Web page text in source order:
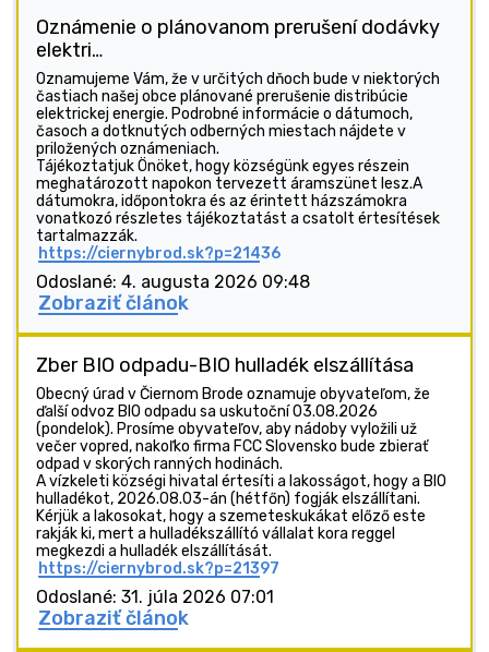
Oznámenie o plánovanom prerušení dodávky
elektri…
Oznamujeme Vám, že v určitých dňoch bude v niektorých
častiach našej obce plánované prerušenie distribúcie
elektrickej energie. Podrobné informácie o dátumoch,
časoch a dotknutých odberných miestach nájdete v
priložených oznámeniach.
Tájékoztatjuk Önöket, hogy községünk egyes részein
meghatározott napokon tervezett áramszünet lesz.A
dátumokra, időpontokra és az érintett házszámokra
vonatkozó részletes tájékoztatást a csatolt értesítések
tartalmazzák.
https://ciernybrod.sk?p=21436
Odoslané: 4. augusta 2026 09:48
Zobraziť článok
Zber BIO odpadu-BIO hulladék elszállítása
Obecný úrad v Čiernom Brode oznamuje obyvateľom, že
ďalší odvoz BIO odpadu sa uskutoční 03.08.2026
(pondelok). Prosíme obyvateľov, aby nádoby vyložili už
večer vopred, nakoľko firma FCC Slovensko bude zbierať
odpad v skorých ranných hodinách.
A vízkeleti községi hivatal értesíti a lakosságot, hogy a BIO
hulladékot, 2026.08.03-án (hétfőn) fogják elszállítani.
Kérjük a lakosokat, hogy a szemeteskukákat előző este
rakják ki, mert a hulladékszállító vállalat kora reggel
megkezdi a hulladék elszállítását.
https://ciernybrod.sk?p=21397
Odoslané: 31. júla 2026 07:01
Zobraziť článok